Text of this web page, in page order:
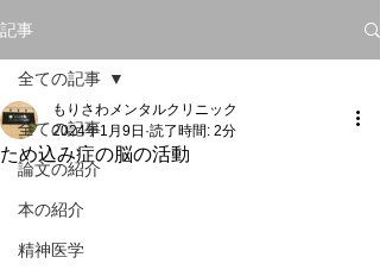
記事
全ての記事
論文の紹介
本の紹介
精神医学
全ての記事
ため込み症の脳の活動
もりさわメンタルクリニック
2024年1月9日 読了時間: 2分